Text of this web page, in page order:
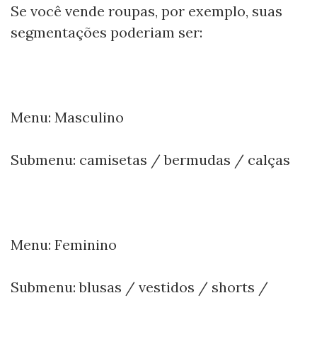
Se você vende roupas, por exemplo, suas
segmentações poderiam ser:
Menu: Masculino
Submenu: camisetas / bermudas / calças
Menu: Feminino
Submenu: blusas / vestidos / shorts /